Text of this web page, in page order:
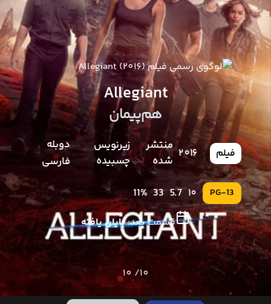
Allegiant
هم‌پیمان
فیلم 2016 منتشر
شده
زیرنویس
چسبیده
دوبله
فارسی
PG-13
10
5.7
33
11%
قسمت بعد:پایان یافته
10/
10